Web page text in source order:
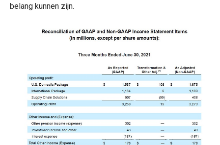
belang kunnen zijn.